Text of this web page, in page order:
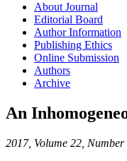
About Journal
Editorial Board
Author Information
Publishing Ethics
Online Submission
Authors
Archive
An
2017, Volume 22,